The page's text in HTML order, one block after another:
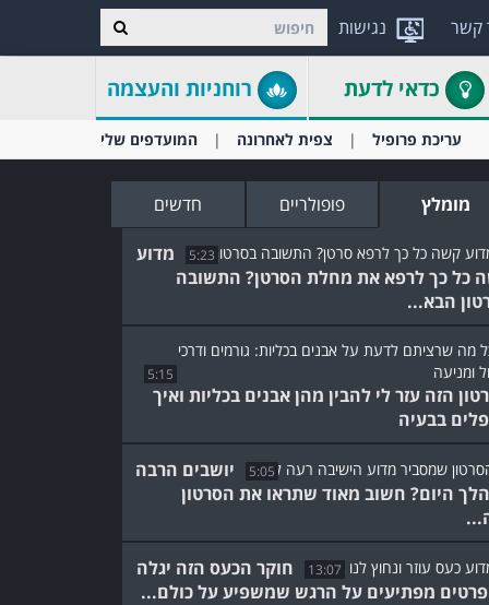
נגישות קשר
כדאי לדעת רוחניות והעצמה
עריכת פרופיל צפית לאחרונה המועדפים שלי
מומלץ פופולריים חדשים
5:23
מדוע
כל כך לרפא את מחלת הסרטן? התשובה
הבא...
5:15
הזה עזר לי להבין מהן אבנים בכליות ואיך
בבעיה
5:05
יושבים הרבה
היום? חשוב מאוד שתראו את הסרטון
13:07
חוקר הכעס הזה יגלה
מפתיעים על הרגש שמשפיע על כולם...